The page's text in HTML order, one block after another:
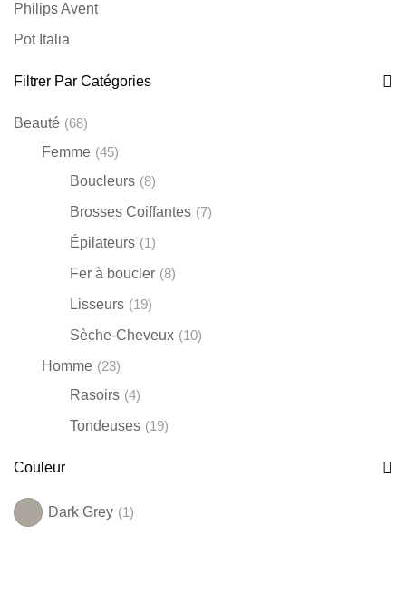
Philips Avent
Pot Italia
Silampos
Filtrer Par Catégories
Beauté (68)
Femme (45)
Boucleurs (8)
Brosses Coiffantes (7)
Épilateurs (1)
Fer à boucler (8)
Lisseurs (19)
Sèche-Cheveux (10)
Homme (23)
Rasoirs (4)
Tondeuses (19)
Couleur
Dark Grey (1)